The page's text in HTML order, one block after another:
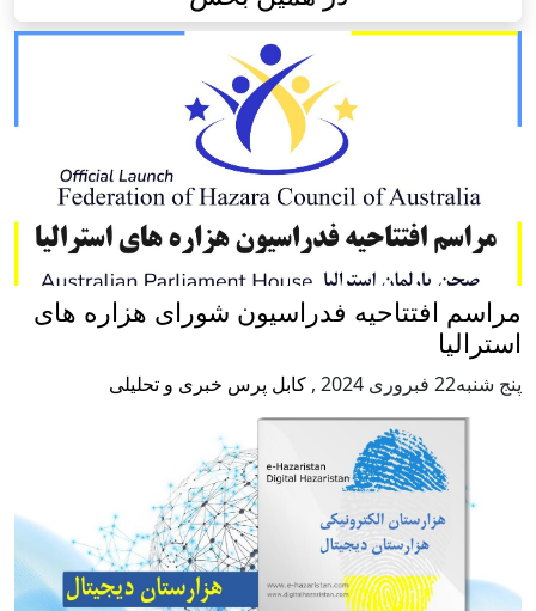
مراسم افتتاحیه فدراسیون شورای هزاره های
استرالیا
پنج شنبه22 فبروری 2024 , کابل پرس خبری و تحلیلی